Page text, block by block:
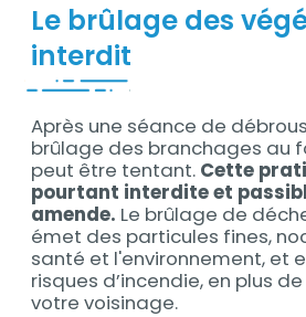
Le brûlage des
interdit
Contenu
Après une séance de
brûlage des branchages au
peut être tentant. Cette
pourtant interdite et
amende. Le brûlage de
émet des particules fines,
santé et l'environnement, et
risques d’incendie, en plus
votre voisinage.